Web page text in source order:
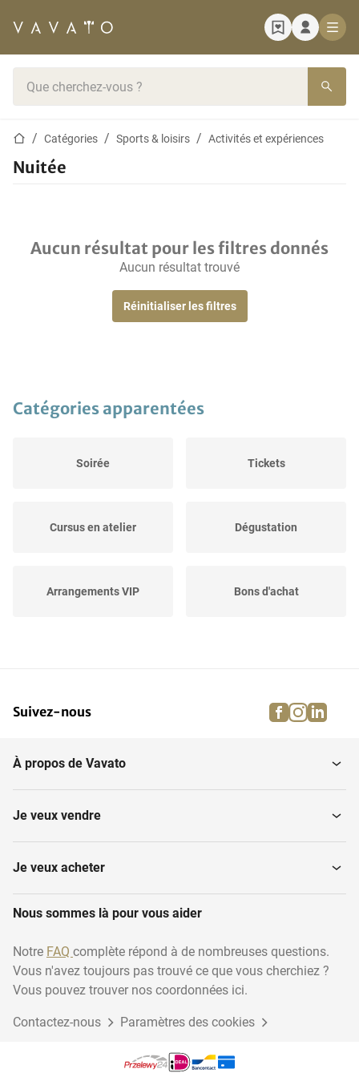
Page d'accueil
Catégories Sports & loisirs Activités et expériences
Nuitée
Aucun résultat pour les filtres donnés
Aucun résultat trouvé
Réinitialiser les filtres
Catégories apparentées
Soirée Tickets
Cursus en atelier Dégustation
Arrangements VIP Bons d'achat
Suivez-nous facebook
À propos de Vavato
Je veux vendre
Je veux acheter
Nous sommes là pour vous aider
Notre FAQ complète répond à de nombreuses questions.
Vous n'avez toujours pas trouvé ce que vous cherchiez ?
Vous pouvez trouver nos coordonnées ici.
Contactez-nous Paramètres des cookies